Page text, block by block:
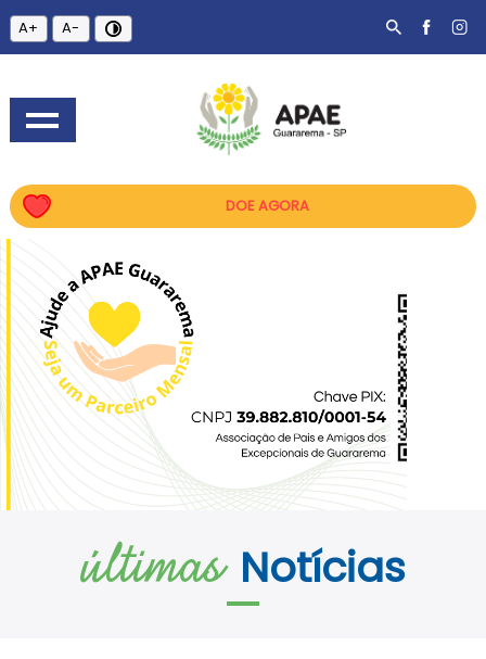
A+ A-
DOE AGORA
últimas Notícias